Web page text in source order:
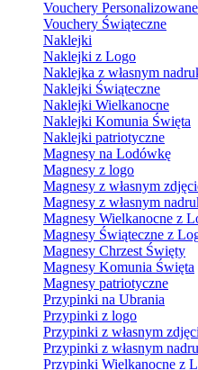
Vouchery Personalizowane
Vouchery Świąteczne
Naklejki
Naklejki z Logo
Naklejka z własnym
Naklejki Świąteczne
Naklejki Wielkanocne
Naklejki Komunia Święta
Naklejki patriotyczne
Magnesy na Lodówkę
Magnesy z logo
Magnesy z własnym
Magnesy z własnym
Magnesy Wielkanocne z
Magnesy Świąteczne z
Magnesy Chrzest Święty
Magnesy Komunia Święta
Magnesy patriotyczne
Przypinki na Ubrania
Przypinki z logo
Przypinki z własnym
Przypinki z własnym
Przypinki Wielkanocne z